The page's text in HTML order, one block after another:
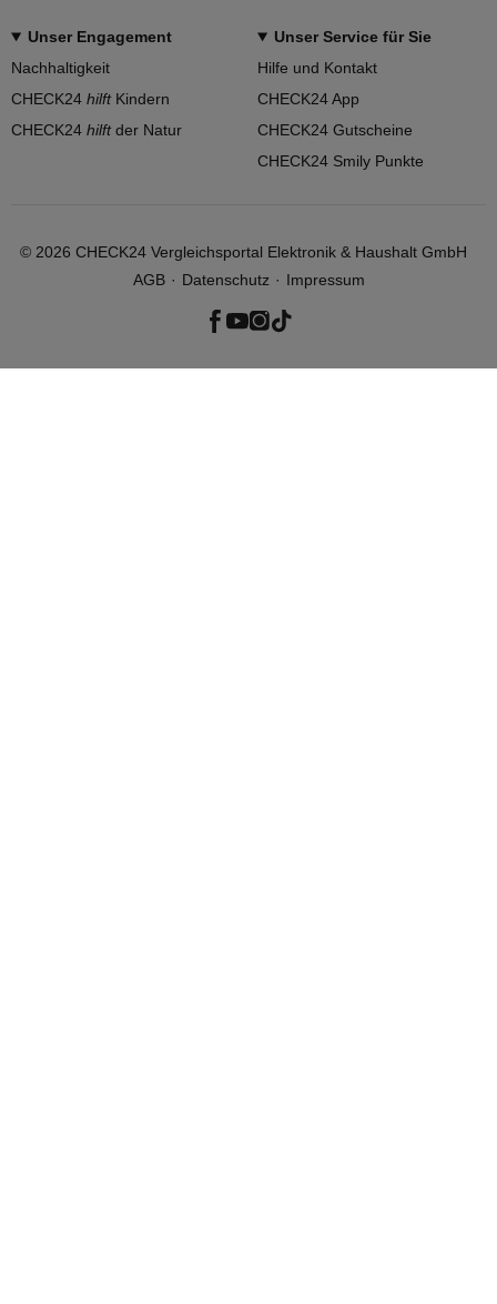
Unser Engagement
Nachhaltigkeit
CHECK24 hilftKindern
CHECK24 hilftder Natur
Unser Service für Sie
Hilfe und Kontakt
CHECK24 App
CHECK24 Gutscheine
CHECK24 Smily Punkte
© 2026 CHECK24 Vergleichsportal Elektronik & Haushalt GmbH
AGB
Datenschutz Impressum